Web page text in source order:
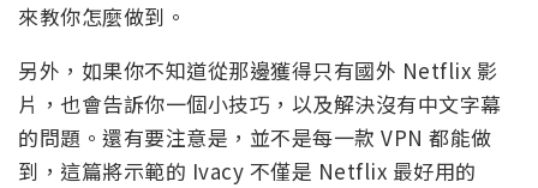
來教你怎麼做到。
另外，如果你不知道從那邊獲得只有國外 Netflix 影
片，也會告訴你一個小技巧，以及解決沒有中文字幕
的問題。還有要注意是，並不是每一款 VPN 都能做
到，這篇將示範的 Ivacy 不僅是 Netflix 最好用的